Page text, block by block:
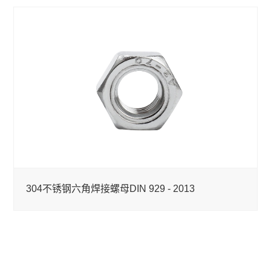
304不锈钢六角焊接螺母DIN 929 - 2013